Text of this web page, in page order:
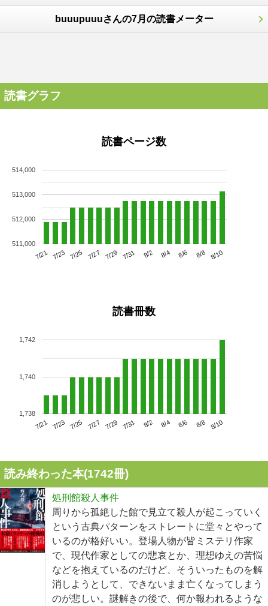
buuupuuuさんの7月の読書メーター
読書グラフ
読書ページ数
7/21 7/23 7/25 7/27 7/29 7/31 8/2 8/4 8/6 8/8 8/10
511,000
512,000
513,000
514,000
読書冊数
7/21 7/23 7/25 7/27 7/29 7/31 8/2 8/4 8/6 8/8 8/10
1,738
1,740
1,742
読み終わった本(1742冊)
処刑館殺人事件
周りから孤絶した館で見立て殺人が起こっていく
という古典パターンをストレートに堂々とやって
いるのが格好いい。登場人物が皆ミステリ作家
で、現代作家としての悲哀とか、理想ゆえの苦悩
などを抱えているのだけど、そういったものを解
消しようとして、できないまま亡くなってしまう
のが悲しい。謎解きの後で、何か報われるような